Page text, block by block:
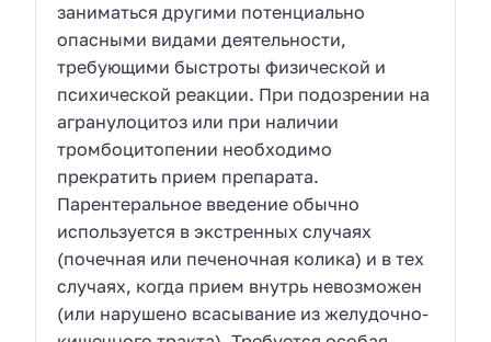
заниматься другими потенциально
опасными видами деятельности,
требующими быстроты физической и
психической реакции. При подозрении на
агранулоцитоз или при наличии
тромбоцитопении необходимо
прекратить прием препарата.
Парентеральное введение обычно
используется в экстренных случаях
(почечная или печеночная колика) и в тех
случаях, когда прием внутрь невозможен
(или нарушено всасывание из желудочно-